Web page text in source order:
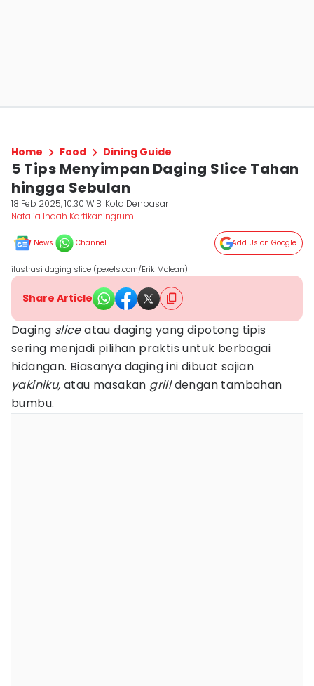
Home Food Dining Guide
5 Tips Menyimpan Daging Slice Tahan
hingga Sebulan
18 Feb 2025, 10:30 WIB Kota Denpasar
Natalia Indah Kartikaningrum
News Channel Add Us on Google
ilustrasi daging slice (pexels.com/Erik Mclean)
Share Article
Daging sliceatau daging yang dipotong tipis
sering menjadi pilihan praktis untuk berbagai
hidangan. Biasanya daging ini dibuat sajian
yakiniku, atau masakan grilldengan tambahan
bumbu.